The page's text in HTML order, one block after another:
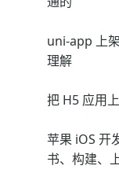
uni-app 上
理解
把 H5 应用
苹果 iOS 开
书、构建、